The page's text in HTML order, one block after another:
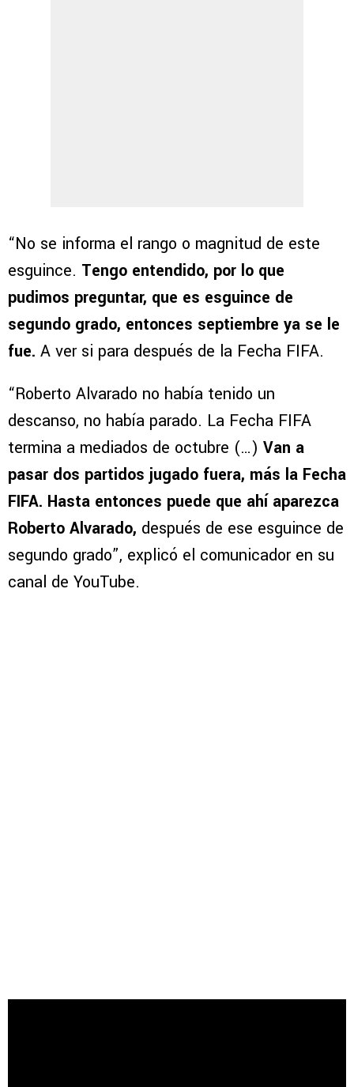
“No se informa el rango o magnitud de este
esguince. Tengo entendido, por lo que
pudimos preguntar, que es esguince de
segundo grado, entonces septiembre ya se le
fue. A ver si para después de la Fecha FIFA.
“Roberto Alvarado no había tenido un
descanso, no había parado. La Fecha FIFA
termina a mediados de octubre (…) Van a
pasar dos partidos jugado fuera, más la Fecha
FIFA. Hasta entonces puede que ahí aparezca
Roberto Alvarado, después de ese esguince de
segundo grado”, explicó el comunicador en su
canal de YouTube.